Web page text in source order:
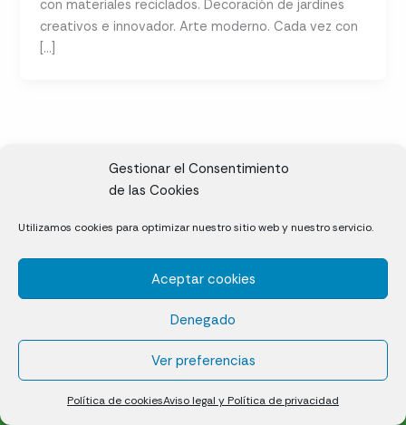
Gestionar el Consentimiento
de las Cookies
Utilizamos cookies para optimizar nuestro sitio web y nuestro servicio.
Aceptar cookies
Denegado
Ver preferencias
Política de cookiesAviso legal y Política de privacidad
con materiales reciclados. Decoración de jardines
creativos e innovador. Arte moderno. Cada vez con
[…]
Cáceres
Césped natural en tepes
Política de cookies (UE)
Aviso legal y Política de privacidad
¿Quiénes somos?
Contacto